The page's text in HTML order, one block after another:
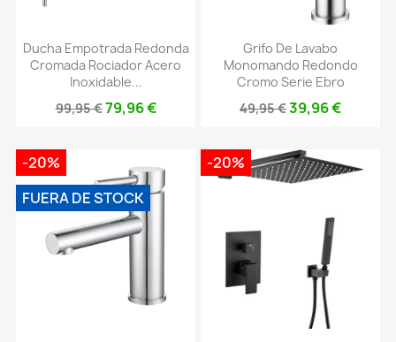
Ducha Empotrada Redonda
Cromada Rociador Acero
Inoxidable...
99,95 €79,96 €
Grifo De Lavabo
Monomando Redondo
Cromo Serie Ebro
49,95 €39,96 €
-20%
FUERA DE STOCK
-20%